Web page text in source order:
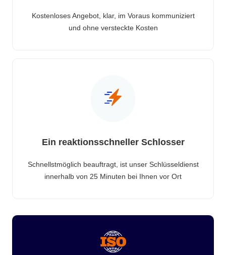
Kostenloses Angebot, klar, im Voraus kommuniziert
und ohne versteckte Kosten
Ein reaktionsschneller Schlosser
Schnellstmöglich beauftragt, ist unser Schlüsseldienst
innerhalb von 25 Minuten bei Ihnen vor Ort